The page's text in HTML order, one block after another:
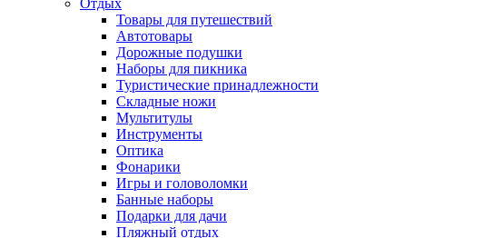
Отдых
Товары для путешествий
Автотовары
Дорожные подушки
Наборы для пикника
Туристические принадлежности
Складные ножи
Мультитулы
Инструменты
Оптика
Фонарики
Игры и головоломки
Банные наборы
Подарки для дачи
Пляжный отдых